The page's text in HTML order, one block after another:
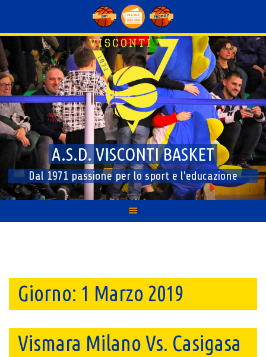
content
A.S.D. VISCONTI BASKET
Dal 1971 passione per lo sport e l'educazione
Giorno: 1 Marzo 2019
Vismara Milano Vs. Casigasa